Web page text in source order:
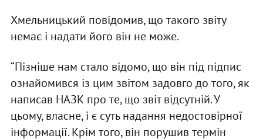
Хмельницький повідомив, що такого звіту
немає і надати його він не може.
“Пізніше нам стало відомо, що він під підпис
ознайомився із цим звітом задовго до того, як
написав НАЗК про те, що звіт відсутній. У
цьому, власне, і є суть надання недостовірної
інформації. Крім того, він порушив термін